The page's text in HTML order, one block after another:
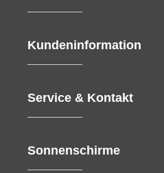
Kundeninformation
Service & Kontakt
Sonnenschirme